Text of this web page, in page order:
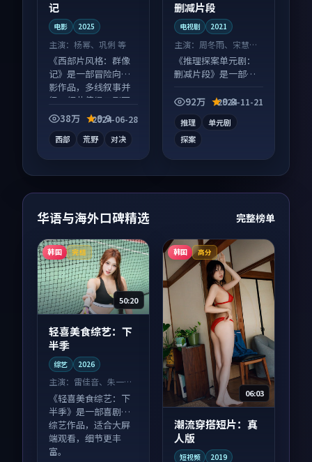
记
电影 2025
主演： 杨幂、巩俐 等
《西部片风格：群像
记》是一部冒险向电
影作品，多线叙事并
行，细节值得二刷回
味。38万 9.9
2024-06-28
西部 荒野 对决
删减片段
电视剧 2021
主演： 周冬雨、宋慧乔
等
《推理探案单元剧：
删减片段》是一部悬
线叙事并行，细节值
92万 9.8
2024-11-21
推理
单元剧
探案
华语与海外口碑精选 完整榜单
韩国 完结
50:20
轻喜美食综艺：下
半季
综艺 2026
主演： 雷佳音、朱一龙
等
《轻喜美食综艺：下
半季》是一部喜剧向
综艺作品，适合大屏
端观看，细节更丰
富。
韩国 高分
06:03
潮流穿搭短片：真
人版
短视频 2019